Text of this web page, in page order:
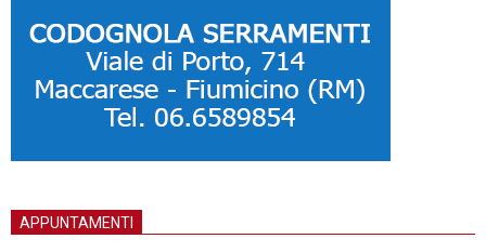
APPUNTAMENTI